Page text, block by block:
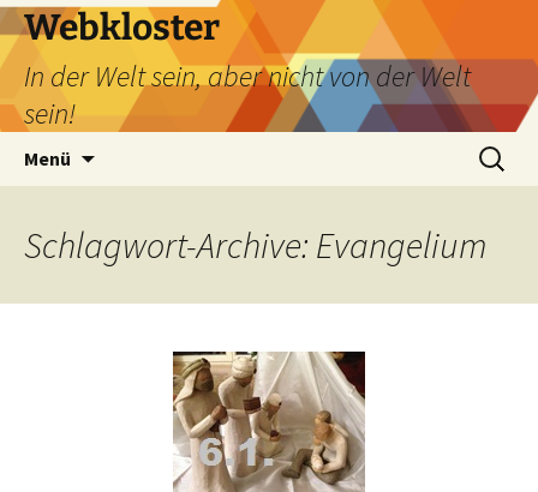
Webkloster
In der Welt sein, aber nicht von der Welt
sein!
Menü
Suchen
nach:
Schlagwort-Archive: Evangelium